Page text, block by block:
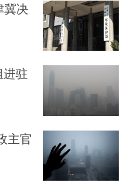
冀决
进驻
主官